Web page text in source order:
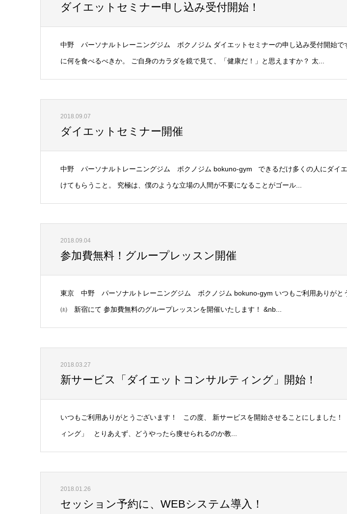
ダイエットセミナー申し込み受付開始！
中野 パーソナルトレーニングジム ボクノジム ダイエットセミナーの申し込み受付開始
に何を食べるべきか。 ご自身のカラダを鏡で見て、「健康だ！」と思えますか？ 太...
2018.09.07
ダイエットセミナー開催
中野 パーソナルトレーニングジム ボクノジム bokuno-gym できるだけ多くの人にダイ
けてもらうこと。 究極は、僕のような立場の人間が不要になることがゴール...
2018.09.04
参加費無料！グループレッスン開催
東京 中野 パーソナルトレーニングジム ボクノジム bokuno-gym いつもご利用ありがと
㈯ 新宿にて 参加費無料のグループレッスンを開催いたします！ &nb...
2018.03.27
新サービス「ダイエットコンサルティング」開始！
いつもご利用ありがとうございます！ この度、 新サービスを開始させることにしました
ィング」 とりあえず、どうやったら痩せられるのか教...
2018.01.26
セッション予約に、WEBシステム導入！